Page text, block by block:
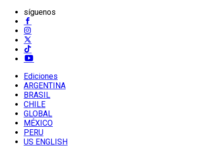
síguenos
Ediciones
ARGENTINA
BRASIL
CHILE
GLOBAL
MÉXICO
PERU
US ENGLISH